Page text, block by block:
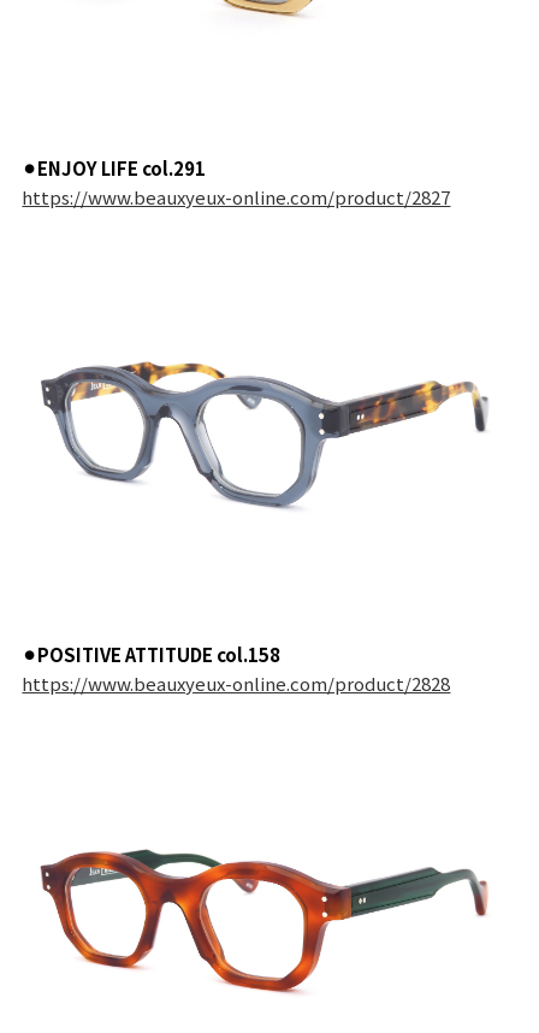
⚫︎ENJOY LIFE col.291
https://www.beauxyeux-online.com/product/2827
⚫︎POSITIVE ATTITUDE col.158
https://www.beauxyeux-online.com/product/2828